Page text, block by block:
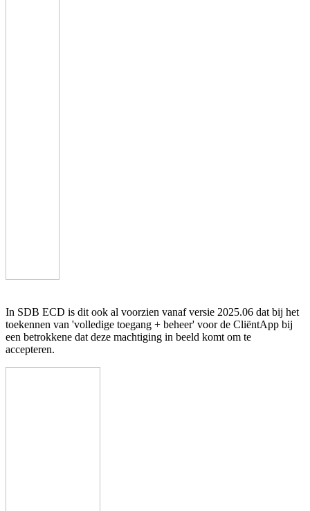
In SDB ECD is dit ook al voorzien vanaf versie 2025.06 dat bij het
toekennen van 'volledige toegang + beheer' voor de CliëntApp bij
een betrokkene dat deze machtiging in beeld komt om te
accepteren.